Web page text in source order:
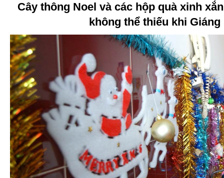
Cây thông Noel và các hộp quà xinh
không thể thiếu khi Giáng